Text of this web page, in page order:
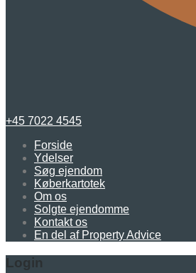
+45 7022 4545
Forside
Ydelser
Søg ejendom
Køberkartotek
Om os
Solgte ejendomme
Kontakt os
En del af Property Advice
Login